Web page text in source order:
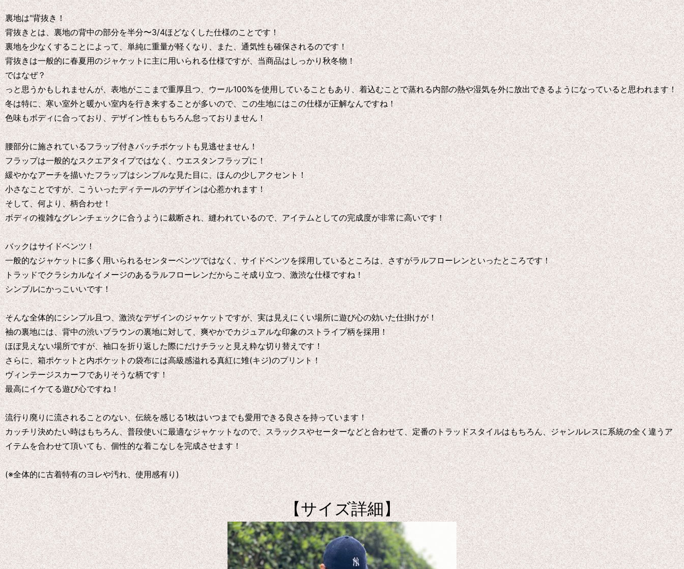
裏地は"背抜き！
背抜きとは、裏地の背中の部分を半分〜3/4ほどなくした仕様のことです！
裏地を少なくすることによって、単純に重量が軽くなり、また、通気性も確保されるのです！
背抜きは一般的に春夏用のジャケットに主に用いられる仕様ですが、当商品はしっかり秋冬物！
ではなぜ？
っと思うかもしれませんが、表地がここまで重厚且つ、ウール100%を使用していることもあり、着込むことで蒸れる内部の熱や湿気を外に放出できるようになっていると思われます！
冬は特に、寒い室外と暖かい室内を行き来することが多いので、この生地にはこの仕様が正解なんですね！
色味もボディに合っており、デザイン性ももちろん怠っておりません！
腰部分に施されているフラップ付きパッチポケットも見逃せません！
フラップは一般的なスクエアタイプではなく、ウエスタンフラップに！
緩やかなアーチを描いたフラップはシンプルな見た目に、ほんの少しアクセント！
小さなことですが、こういったディテールのデザインは心惹かれます！
そして、何より、柄合わせ！
ボディの複雑なグレンチェックに合うように裁断され、縫われているので、アイテムとしての完成度が非常に高いです！
バックはサイドベンツ！
一般的なジャケットに多く用いられるセンターベンツではなく、サイドベンツを採用しているところは、さすがラルフローレンといったところです！
トラッドでクラシカルなイメージのあるラルフローレンだからこそ成り立つ、激渋な仕様ですね！
シンプルにかっこいいです！
そんな全体的にシンプル且つ、激渋なデザインのジャケットですが、実は見えにくい場所に遊び心の効いた仕掛けが！
袖の裏地には、背中の渋いブラウンの裏地に対して、爽やかでカジュアルな印象のストライプ柄を採用！
ほぼ見えない場所ですが、袖口を折り返した際にだけチラッと見え粋な切り替えです！
さらに、箱ポケットと内ポケットの袋布には高級感溢れる真紅に雉(キジ)のプリント！
ヴィンテージスカーフでありそうな柄です！
最高にイケてる遊び心ですね！
流行り廃りに流されることのない、伝統を感じる1枚はいつまでも愛用できる良さを持っています！
カッチリ決めたい時はもちろん、普段使いに最適なジャケットなので、スラックスやセーターなどと合わせて、定番のトラッドスタイルはもちろん、ジャンルレスに系統の全く違うア
イテムを合わせて頂いても、個性的な着こなしを完成させます！
(※全体的に古着特有のヨレや汚れ、使用感有り)
【サイズ詳細】